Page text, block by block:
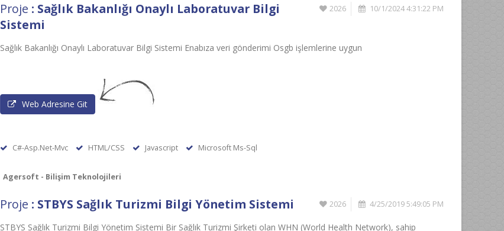
2026 10/1/2024 4:31:22 PM
Proje : Sağlık Bakanlığı Onaylı Laboratuvar Bilgi
Sistemi
Sağlık Bakanlığı Onaylı Laboratuvar Bilgi Sistemi Enabıza veri gönderimi Osgb işlemlerine uygun
Web Adresine Git
C#-Asp.Net-Mvc HTML/CSS Javascript Microsoft Ms-Sql
Agersoft - Bilişim Teknolojileri
2026 4/25/2019 5:49:05 PM
Proje : STBYS Sağlık Turizmi Bilgi Yönetim Sistemi
STBYS Sağlık Turizmi Bilgi Yönetim Sistemi Bir Sağlık Turizmi Şirketi olan WHN (World Health Network), sahip